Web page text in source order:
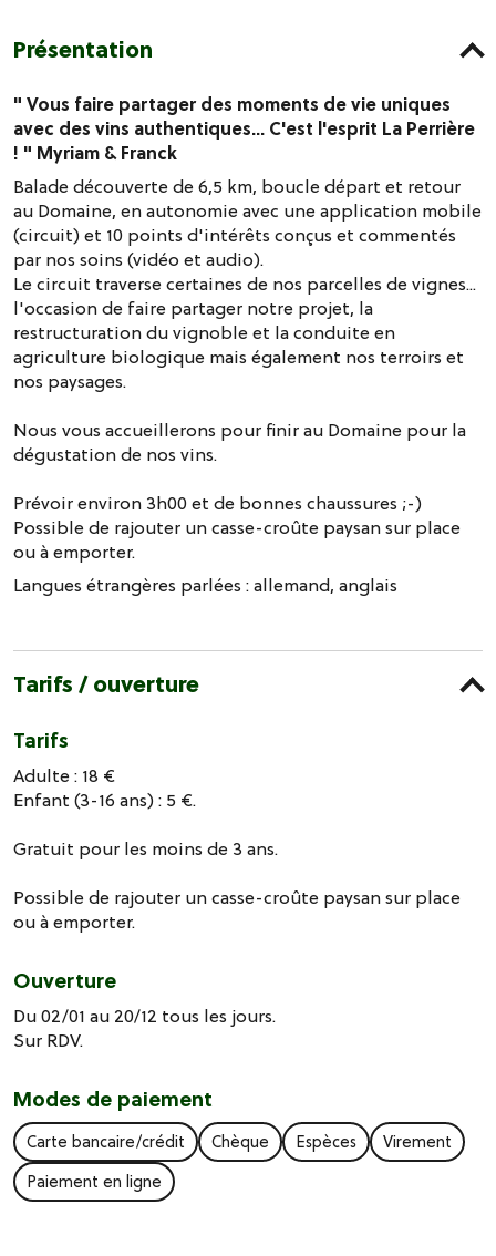
Présentation
" Vous faire partager des moments de vie uniques
avec des vins authentiques... C'est l'esprit La Perrière
! " Myriam & Franck
Balade découverte de 6,5 km, boucle départ et retour
au Domaine, en autonomie avec une application mobile
(circuit) et 10 points d'intérêts conçus et commentés
par nos soins (vidéo et audio).
Le circuit traverse certaines de nos parcelles de vignes...
l'occasion de faire partager notre projet, la
restructuration du vignoble et la conduite en
agriculture biologique mais également nos terroirs et
nos paysages.
Nous vous accueillerons pour finir au Domaine pour la
dégustation de nos vins.
Prévoir environ 3h00 et de bonnes chaussures ;-)
Possible de rajouter un casse-croûte paysan sur place
ou à emporter.
Langues étrangères parlées :allemand anglais
Tarifs / ouverture
Tarifs
Adulte : 18 €
Enfant (3-16 ans) : 5 €.
Gratuit pour les moins de 3 ans.
Possible de rajouter un casse-croûte paysan sur place
ou à emporter.
Ouverture
Du 02/01 au 20/12 tous les jours.
Sur RDV.
Modes de paiement
Carte bancaire/crédit Chèque Espèces
Virement
Paiement en ligne